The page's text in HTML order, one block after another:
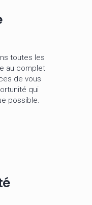
toutes les
au complet
de vous
qui
possible.